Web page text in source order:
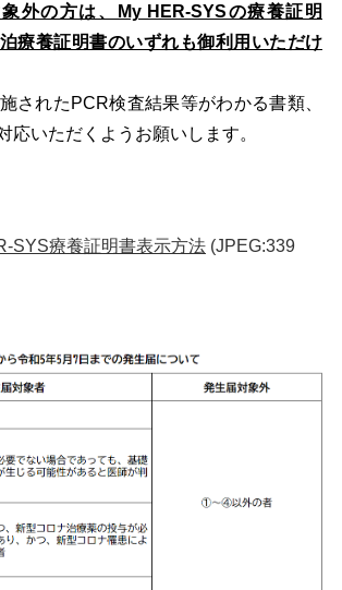
外の方は、My HER-SYSの療養証明
療養証明書のいずれも御利用いただけ
されたPCR検査結果等がわかる書類、
応いただくようお願いします。
SYS療養証明書表示方法 (JPEG:339